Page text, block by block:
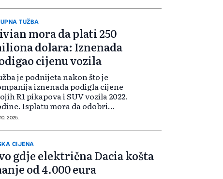
pokazuje da je od sredine
spot cijena...
TUŽBA
mora da plati 250
dolara: Iznenada
cijenu vozila
je podnijeta nakon što je
iznenada podigla cijene
R1 pikapova i SUV vozila 2022.
Isplatu mora da odobri
američkog Okružnog suda za
Rivian planira da plat...
2025.
CIJENA
gdje električna Dacia košta
od 4.000 eura